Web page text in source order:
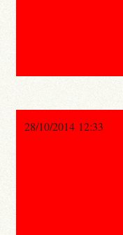
28/10/2014 12:33